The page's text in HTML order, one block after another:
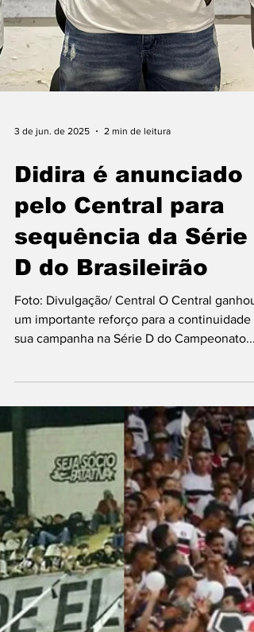
3 de jun. de 2025 2 min de leitura
pelo Central para
sequência da Série
D do Brasileirão
Foto: Divulgação/ Central O Central ganhou
um importante reforço para a continuidade
sua campanha na Série D do Campeonato...